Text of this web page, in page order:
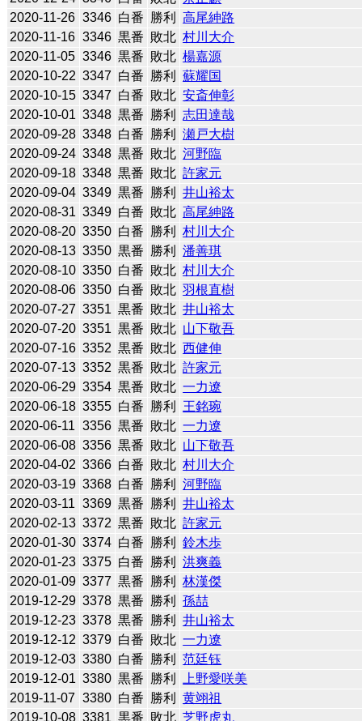
2020-11-26 3346 白番 勝利
高尾紳路
2020-11-16 3346 黒番 敗北 村川大介
2020-11-05 3346 黒番 敗北 楊嘉源
2020-10-22 3347 白番 勝利
蘇耀国
2020-10-15 3347 白番 敗北 安斎伸彰
2020-10-01 3348 黒番 勝利
志田達哉
2020-09-28 3348 白番 勝利
瀬戸大樹
2020-09-24 3348 黒番 敗北 河野臨
2020-09-18 3348 黒番 敗北 許家元
2020-09-04 3349 黒番 勝利
井山裕太
2020-08-31 3349 白番 敗北 高尾紳路
2020-08-20 3350 白番 勝利
村川大介
2020-08-13 3350 黒番 勝利
潘善琪
2020-08-10 3350 白番 敗北 村川大介
2020-08-06 3350 白番 敗北 羽根直樹
2020-07-27 3351 黒番 敗北 井山裕太
2020-07-20 3351 黒番 敗北 山下敬吾
2020-07-16 3352 黒番 敗北 西健伸
2020-07-13 3352 黒番 敗北 許家元
2020-06-29 3354 黒番 敗北 一力遼
2020-06-18 3355 白番 勝利
王銘琬
2020-06-11 3356 黒番 敗北 一力遼
2020-06-08 3356 黒番 敗北 山下敬吾
2020-04-02 3366 白番 敗北 村川大介
2020-03-19 3368 白番 勝利
河野臨
2020-03-11 3369 黒番 勝利
井山裕太
2020-02-13 3372 黒番 敗北 許家元
2020-01-30 3374 白番 勝利
鈴木歩
2020-01-23 3375 白番 勝利
洪爽義
2020-01-09 3377 黒番 勝利
林漢傑
2019-12-29 3378 黒番 勝利
孫喆
2019-12-23 3378 黒番 勝利
井山裕太
2019-12-12 3379 白番 敗北 一力遼
2019-12-03 3380 白番 勝利
范廷钰
2019-12-01 3380 黒番 勝利
上野愛咲美
2019-11-07 3380 白番 勝利
黄翊祖
2019-10-08 3381 黒番 敗北 芝野虎丸